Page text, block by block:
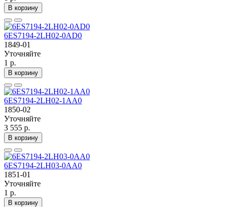
В корзину
6ES7194-2LH02-0AD0
1849-01
Уточняйте
1 р.
В корзину
6ES7194-2LH02-1AA0
1850-02
Уточняйте
3 555 р.
В корзину
6ES7194-2LH03-0AA0
1851-01
Уточняйте
1 р.
В корзину